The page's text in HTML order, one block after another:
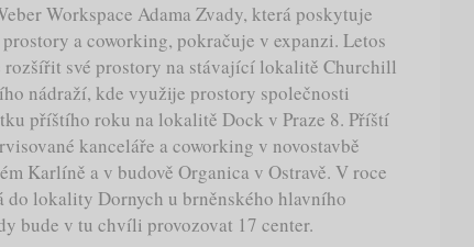
Workspace Adama Zvady, která poskytuje
a coworking, pokračuje v expanzi. Letos
rozšířit své prostory na stávající lokalitě Churchill
nádraží, kde využije prostory společnosti
příštího roku na lokalitě Dock v Praze 8. Příští
kanceláře a coworking v novostavbě
Karlíně a v budově Organica v Ostravě. V roce
do lokality Dornych u brněnského hlavního
bude v tu chvíli provozovat 17 center.